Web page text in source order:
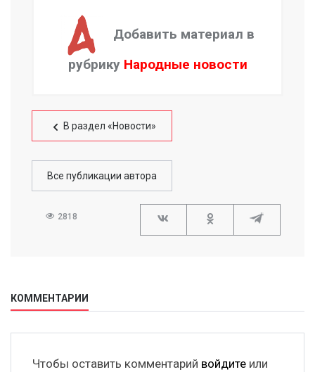
Добавить материал в
рубрику Народные новости
В раздел «Новости»
Все публикации автора
2818
КОММЕНТАРИИ
Чтобы оставить комментарий войдите или